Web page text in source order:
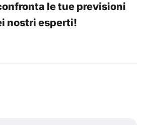
le tue previsioni
nostri esperti!